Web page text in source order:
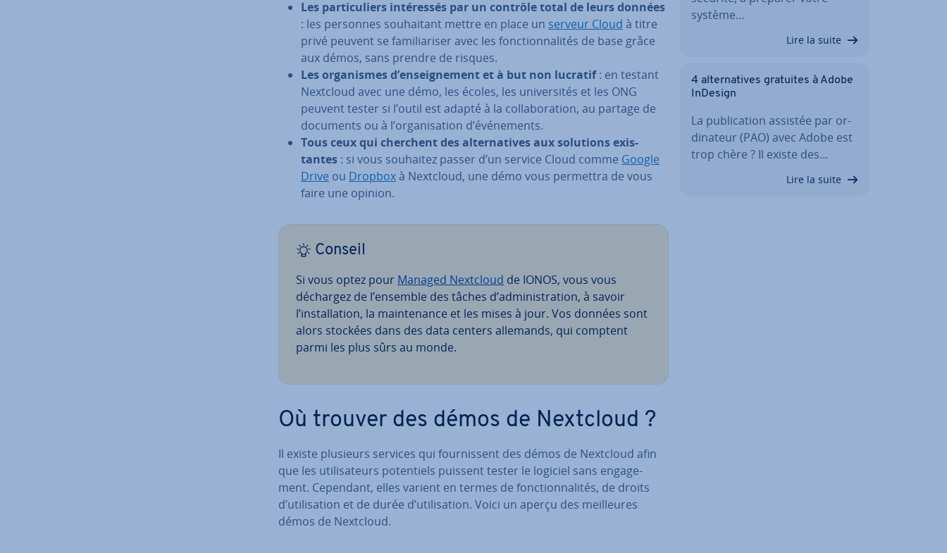
Les par­ti­cu­liers in­té­res­sés par un contrôle total de leurs données
: les personnes sou­hai­tant mettre en place un serveur Cloud à titre
privé peuvent se fa­mi­lia­ri­ser avec les fonc­tion­na­li­tés de base grâce
aux démos, sans prendre de risques.
Les or­ga­nismes d’en­seig­ne­ment et à but non lucratif: en testant
Nextcloud avec une démo, les écoles, les uni­ver­si­tés et les ONG
peuvent tester si l’outil est adapté à la col­la­bo­ra­tion, au partage de
documents ou à l’or­ga­ni­sa­tion d’évé­ne­ments.
Tous ceux qui cherchent des al­ter­na­tives aux solutions exis­
tantes : si vous souhaitez passer d’un service Cloud comme Google
Drive ou Dropboxà Nextcloud, une démo vous permettra de vous
faire une opinion.
Conseil
Si vous optez pour Managed Nextcloud de IONOS, vous vous
déchargez de l’ensemble des tâches d’ad­mi­nis­tra­tion, à savoir
l’ins­tal­la­tion, la main­te­nance et les mises à jour. Vos données sont
alors stockées dans des data centers allemands, qui comptent
parmi les plus sûrs au monde.
Où trouver des démos de Nextcloud ?
Il existe plusieurs services qui four­nis­sent des démos de Nextcloud afin
que les uti­li­sa­teurs po­ten­tiels puissent tester le logiciel sans en­ga­ge­
ment. Cependant, elles varient en termes de fonc­tion­na­li­tés, de droits
d’uti­li­sa­tion et de durée d’uti­li­sa­tion. Voici un aperçu des meil­leures
démos de Nextcloud.
système…
Lire la suite
4 al­ter­na­tives gratuites à Adobe
InDesign
La pu­bli­ca­tion assistée par or­
di­na­teur (PAO) avec Adobe est
trop chère ? Il existe des…
Lire la suite